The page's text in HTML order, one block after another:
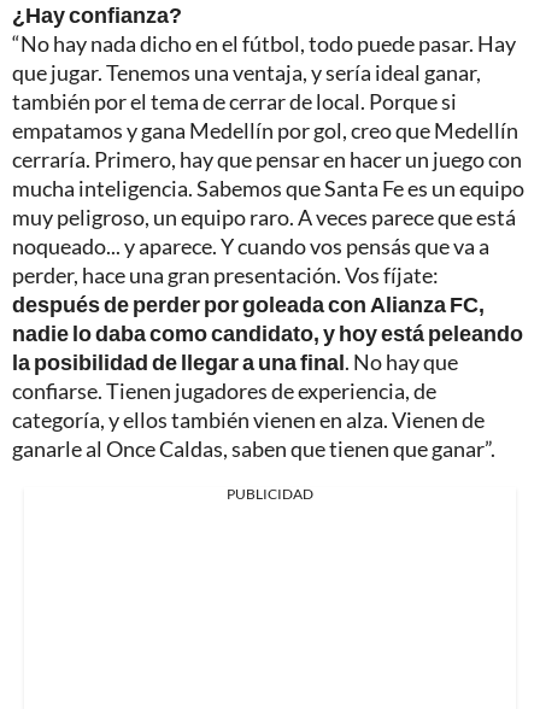
¿Hay confianza?
“No hay nada dicho en el fútbol, todo puede pasar. Hay
que jugar. Tenemos una ventaja, y sería ideal ganar,
también por el tema de cerrar de local. Porque si
empatamos y gana Medellín por gol, creo que Medellín
cerraría. Primero, hay que pensar en hacer un juego con
mucha inteligencia. Sabemos que Santa Fe es un equipo
muy peligroso, un equipo raro. A veces parece que está
noqueado... y aparece. Y cuando vos pensás que va a
perder, hace una gran presentación. Vos fíjate:
después de perder por goleada con Alianza FC,
nadie lo daba como candidato, y hoy está peleando
la posibilidad de llegar a una final. No hay que
confiarse. Tienen jugadores de experiencia, de
categoría, y ellos también vienen en alza. Vienen de
ganarle al Once Caldas, saben que tienen que ganar”.
PUBLICIDAD